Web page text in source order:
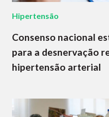
Hipertensão
Consenso nacional
para a desnervação
hipertensão arterial